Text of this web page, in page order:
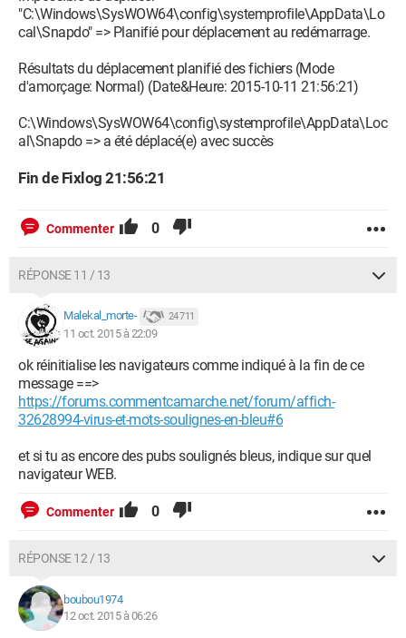
"C:\Windows\SysWOW64\config\systemprofile\AppData\Lo
cal\Snapdo" => Planifié pour déplacement au redémarrage.
Résultats du déplacement planifié des fichiers (Mode
d'amorçage: Normal) (Date&Heure: 2015-10-11 21:56:21)
C:\Windows\SysWOW64\config\systemprofile\AppData\Loc
al\Snapdo => a été déplacé(e) avec succès
Fin de Fixlog 21:56:21
Commenter 0
RÉPONSE 11 / 13
Malekal_morte- 24 711
11 oct. 2015 à 22:09
ok réinitialise les navigateurs comme indiqué à la fin de ce
message ==>
https://forums.commentcamarche.net/forum/affich-
32628994-virus-et-mots-soulignes-en-bleu#6
et si tu as encore des pubs soulignés bleus, indique sur quel
navigateur WEB.
Commenter 0
RÉPONSE 12 / 13
boubou1974
12 oct. 2015 à 06:26